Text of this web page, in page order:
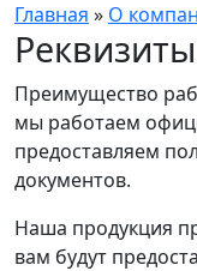
Главная » О
Реквизиты
Преимущество
мы работаем
предоставляем
документов.
Наша продукция
вам будут